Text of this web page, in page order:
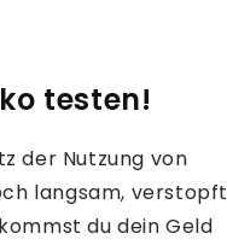
testen!
der Nutzung von
langsam, verstopft
du dein Geld